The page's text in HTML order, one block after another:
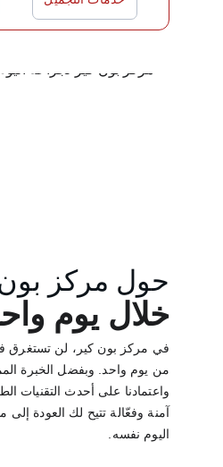
في مركز بون كير، لن تستغرق
من يوم واحد. وبفضل الخبرة
واعتمادنا على أحدث التقنيات
آمنة وفعّالة تتيح لك العودة
اليوم نفسه.
خلال يوم
حول مركز بون